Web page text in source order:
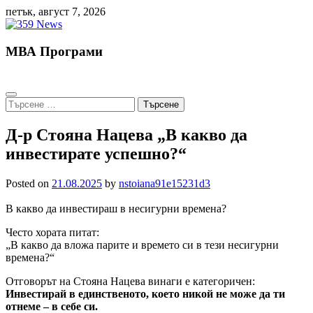
Skip
to
петък, август 7, 2026
МВА Програми
Търсене
за:
Д-р Стояна Нацева „В какво да
инвестирате успешно?“
Posted on 21.08.2025 by nstoiana91e15231d3
В какво да инвестираш в несигурни времена?
Често хората питат:
„В какво да вложа парите и времето си в тези несигурни
времена?“
Отговорът на Стояна Нацева винаги е категоричен:
Инвестирай в единственото, което никой не може да ти
отнеме – в себе си.